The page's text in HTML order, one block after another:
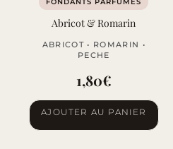
Abricot & Romarin
ABRICOT • ROMARIN •
PECHE
1,80€
AJOUTER AU PANIER